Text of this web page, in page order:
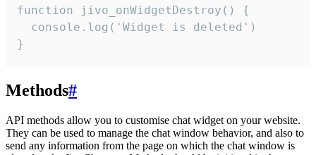
function jivo_onWidgetDestroy() {
  console.log('Widget is deleted')
}
Methods#
API methods allow you to customise chat widget on your website.
They can be used to manage the chat window behavior, and also to
send any information from the page on which the chat window is